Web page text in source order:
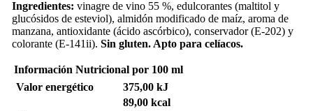
Ingredientes: vinagre de vino 55 %, edulcorantes (maltitol y
glucósidos de esteviol), almidón modificado de maíz, aroma de
manzana, antioxidante (ácido ascórbico), conservador (E-202) y
colorante (E-141ii). Sin gluten. Apto para celíacos.
Información Nutricional por 100 ml
Valor energético
375,00 kJ
89,00 kcal